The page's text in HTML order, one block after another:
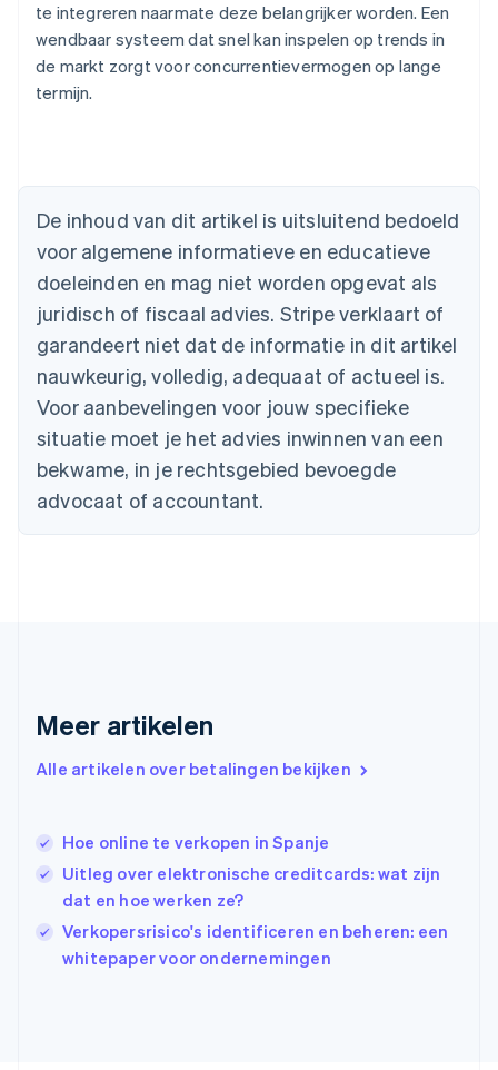
te integreren naarmate deze belangrijker worden. Een
wendbaar systeem dat snel kan inspelen op trends in
de markt zorgt voor concurrentievermogen op lange
termijn.
De inhoud van dit artikel is uitsluitend bedoeld
voor algemene informatieve en educatieve
doeleinden en mag niet worden opgevat als
juridisch of fiscaal advies. Stripe verklaart of
garandeert niet dat de informatie in dit artikel
nauwkeurig, volledig, adequaat of actueel is.
Voor aanbevelingen voor jouw specifieke
situatie moet je het advies inwinnen van een
bekwame, in je rechtsgebied bevoegde
advocaat of accountant.
Meer artikelen
Alle artikelen over betalingen bekijken
Hoe online te verkopen in Spanje
Uitleg over elektronische creditcards: wat zijn
dat en hoe werken ze?
Verkopersrisico's identificeren en beheren: een
whitepaper voor ondernemingen
Australië
Português English
Bulgarije
English
Canada
EnglishFrançais
English
Denemarken
Duitsland
DeutschEnglish
Estland
Finland
EnglishSvenska
English
Hongkong SAR, China
English简体中文
English
Italië
Italiano English
日本語English
Kroatië